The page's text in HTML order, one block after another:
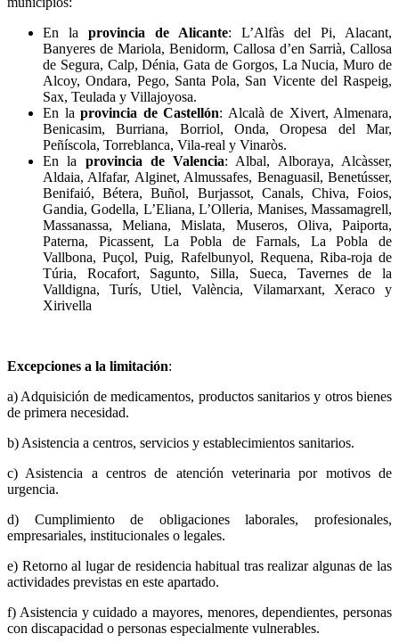
En la provincia de Alicante: L’Alfàs del Pi, Alacant,
Banyeres de Mariola, Benidorm, Callosa d’en Sarrià, Callosa
de Segura, Calp, Dénia, Gata de Gorgos, La Nucia, Muro de
Alcoy, Ondara, Pego, Santa Pola, San Vicente del Raspeig,
Sax, Teulada y Villajoyosa.
En la provincia de Castellón: Alcalà de Xivert, Almenara,
Benicasim, Burriana, Borriol, Onda, Oropesa del Mar,
Peñíscola, Torreblanca, Vila-real y Vinaròs.
En la provincia de Valencia: Albal, Alboraya, Alcàsser,
Aldaia, Alfafar, Alginet, Almussafes, Benaguasil, Benetússer,
Benifaió, Bétera, Buñol, Burjassot, Canals, Chiva, Foios,
Gandia, Godella, L’Eliana, L’Olleria, Manises, Massamagrell,
Massanassa, Meliana, Mislata, Museros, Oliva, Paiporta,
Paterna, Picassent, La Pobla de Farnals, La Pobla de
Vallbona, Puçol, Puig, Rafelbunyol, Requena, Riba-roja de
Túria, Rocafort, Sagunto, Silla, Sueca, Tavernes de la
Valldigna, Turís, Utiel, València, Vilamarxant, Xeraco y
Xirivella
Excepciones a la limitación:
a) Adquisición de medicamentos, productos sanitarios y otros bienes
de primera necesidad.
b) Asistencia a centros, servicios y establecimientos sanitarios.
c) Asistencia a centros de atención veterinaria por motivos de
urgencia.
d) Cumplimiento de obligaciones laborales, profesionales,
empresariales, institucionales o legales.
e) Retorno al lugar de residencia habitual tras realizar algunas de las
actividades previstas en este apartado.
f) Asistencia y cuidado a mayores, menores, dependientes, personas
con discapacidad o personas especialmente vulnerables.